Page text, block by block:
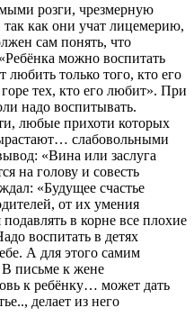
розги, чрезмерную
как они учат лицемерию,
сам понять, что
можно воспитать
только того, кто его
тех, кто его любит». При
надо воспитывать.
любые прихоти которых
слабовольными
«Вина или заслуга
на голову и совесть
«Будущее счастье
от их умения
в корне все плохие
воспитать в детях
А для этого самим
письме к жене
к ребёнку… может дать
делает из него